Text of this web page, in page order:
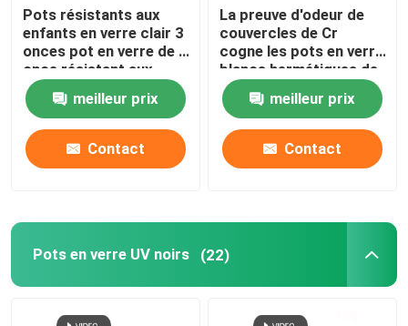
bouteilles en verre de compte-gouttes
Récipient à l'épreuve des enfants
Bouteilles de verre vides
Pots résistants aux
enfants en verre clair 3
onces pot en verre de 1
once résistant aux
enfants
meilleur prix
Contact
La preuve d'odeur de
couvercles de Cr
cogne les pots en verre
blancs hermétiques de
3 onces avec
l'emballage de fleur de
couvercles
meilleur prix
Contact
Pots en verre UV noirs (22)